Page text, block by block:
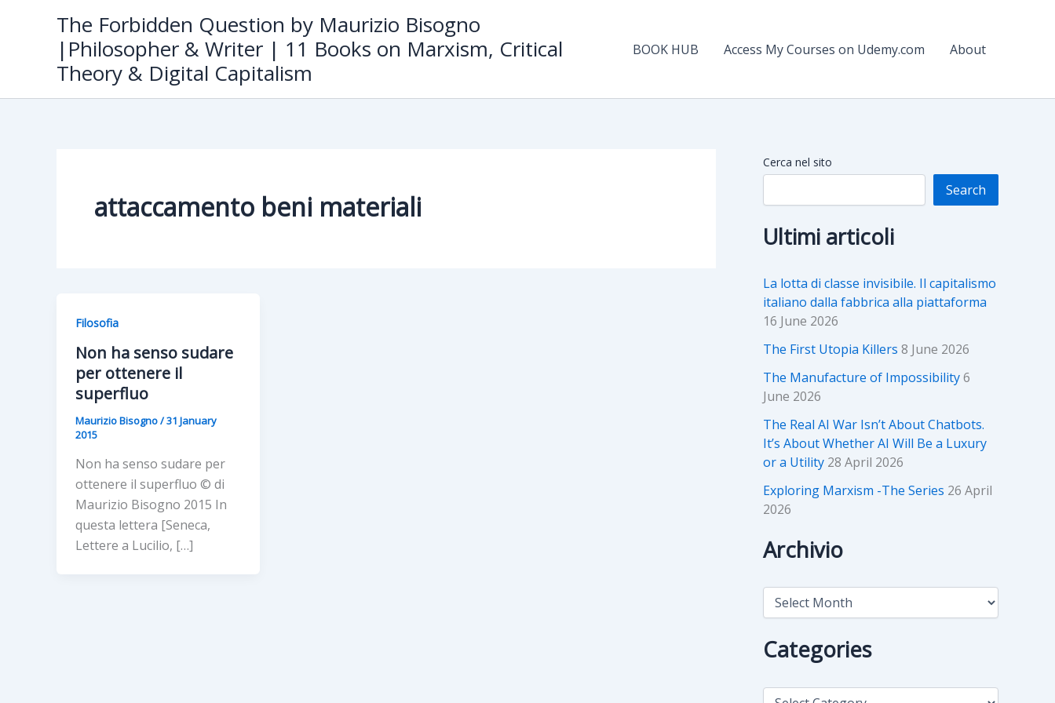
The Forbidden Question by Maurizio Bisogno
|Philosopher & Writer | 11 Books on Marxism, Critical
Theory & Digital Capitalism
BOOK HUB Access My Courses on Udemy.com About
attaccamento beni materiali
Filosofia
Non ha senso sudare
per ottenere il
superfluo
Maurizio Bisogno/31 January
2015
Non ha senso sudare per
ottenere il superfluo © di
Maurizio Bisogno 2015 In
questa lettera [Seneca,
Lettere a Lucilio, […]
Cerca nel sito
Search
Ultimi articoli
La lotta di classe invisibile. Il capitalismo
italiano dalla fabbrica alla piattaforma
16 June 2026
The First Utopia Killers 8 June 2026
The Manufacture of Impossibility6
June 2026
The Real AI War Isn’t About Chatbots.
It’s About Whether AI Will Be a Luxury
or a Utility 28 April 2026
Exploring Marxism -The Series 26 April
2026
Archivio
A
h
i
Categories
C